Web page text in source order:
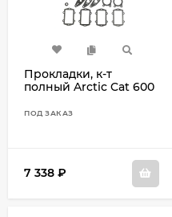
Прокладки, к-т
полный Arctic Cat 600
ПОД ЗАКАЗ
7 338 ₽